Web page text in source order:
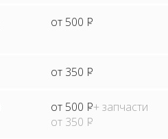
от 500 Р
от 350 Р
от 500 Р+ запчасти
от 350 Р